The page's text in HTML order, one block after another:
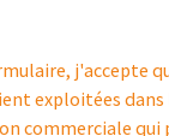
j'accepte
exploitées dans
commerciale qui